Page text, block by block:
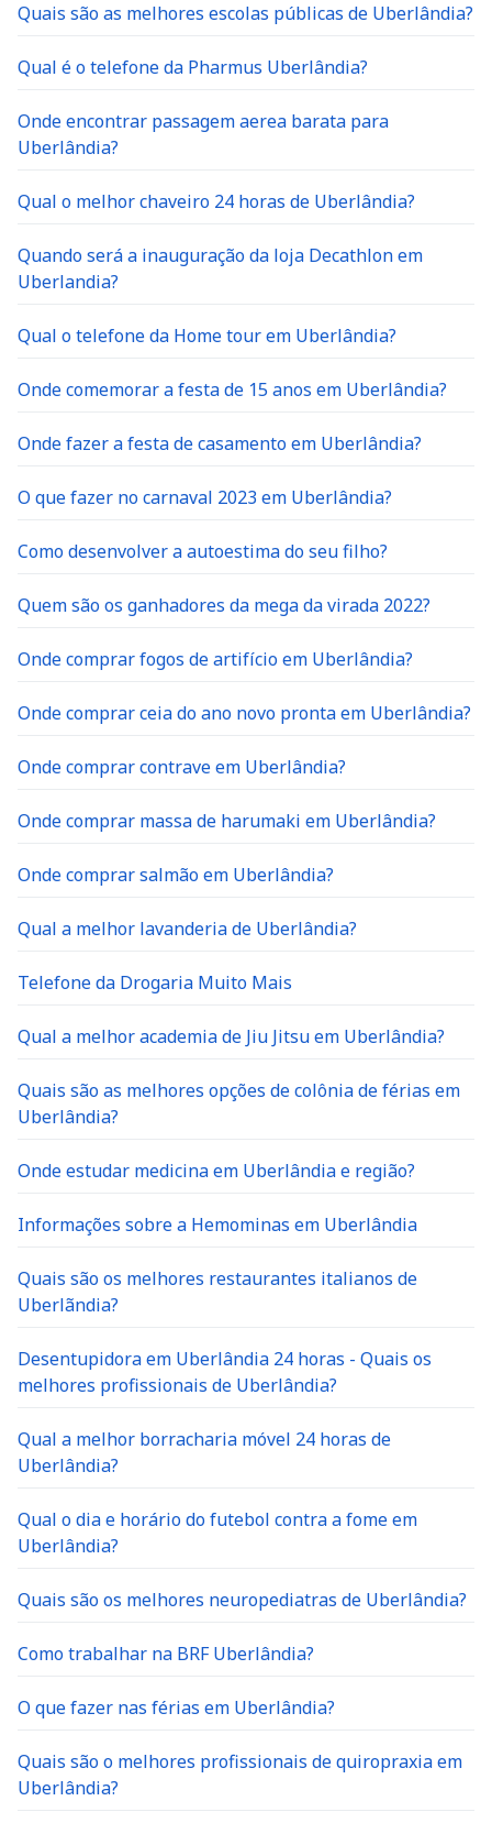
Quais são as melhores escolas públicas de Uberlândia?
Qual é o telefone da Pharmus Uberlândia?
Onde encontrar passagem aerea barata para
Uberlândia?
Qual o melhor chaveiro 24 horas de Uberlândia?
Quando será a inauguração da loja Decathlon em
Uberlandia?
Qual o telefone da Home tour em Uberlândia?
Onde comemorar a festa de 15 anos em Uberlândia?
Onde fazer a festa de casamento em Uberlândia?
O que fazer no carnaval 2023 em Uberlândia?
Como desenvolver a autoestima do seu filho?
Quem são os ganhadores da mega da virada 2022?
Onde comprar fogos de artifício em Uberlândia?
Onde comprar ceia do ano novo pronta em Uberlândia?
Onde comprar contrave em Uberlândia?
Onde comprar massa de harumaki em Uberlândia?
Onde comprar salmão em Uberlândia?
Qual a melhor lavanderia de Uberlândia?
Telefone da Drogaria Muito Mais
Qual a melhor academia de Jiu Jitsu em Uberlândia?
Quais são as melhores opções de colônia de férias em
Uberlândia?
Onde estudar medicina em Uberlândia e região?
Informações sobre a Hemominas em Uberlândia
Quais são os melhores restaurantes italianos de
Uberlãndia?
Desentupidora em Uberlândia 24 horas - Quais os
melhores profissionais de Uberlândia?
Qual a melhor borracharia móvel 24 horas de
Uberlândia?
Qual o dia e horário do futebol contra a fome em
Uberlândia?
Quais são os melhores neuropediatras de Uberlândia?
Como trabalhar na BRF Uberlândia?
O que fazer nas férias em Uberlândia?
Quais são o melhores profissionais de quiropraxia em
Uberlândia?